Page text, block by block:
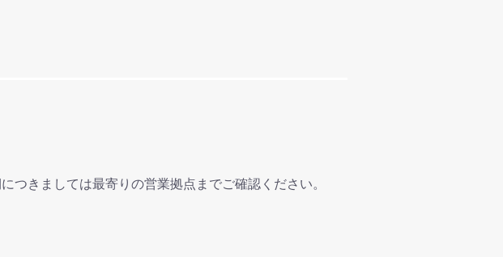
つきましては最寄りの営業拠点までご確認ください。